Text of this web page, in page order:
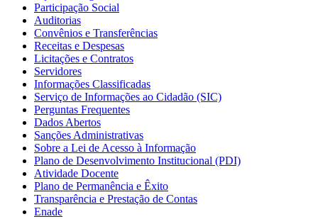
Participação Social
Auditorias
Convênios e Transferências
Receitas e Despesas
Licitações e Contratos
Servidores
Informações Classificadas
Serviço de Informações ao Cidadão (SIC)
Perguntas Frequentes
Dados Abertos
Sanções Administrativas
Sobre a Lei de Acesso à Informação
Plano de Desenvolvimento Institucional (PDI)
Atividade Docente
Plano de Permanência e Êxito
Transparência e Prestação de Contas
Enade